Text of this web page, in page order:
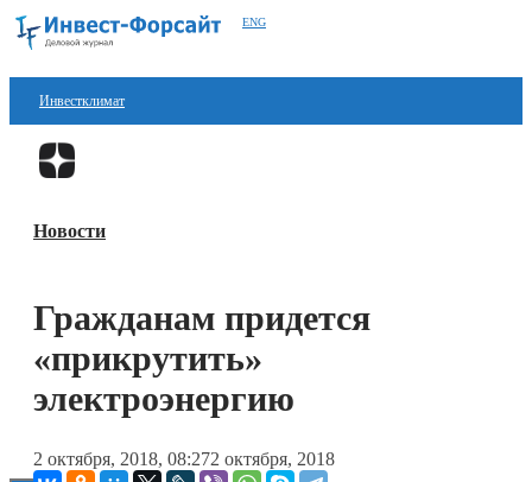
ENG
Инвестклимат
Финансы
Блокчейн
Технологии
Новости
Гражданам придется
«прикрутить»
электроэнергию
2 октября, 2018, 08:272 октября, 2018